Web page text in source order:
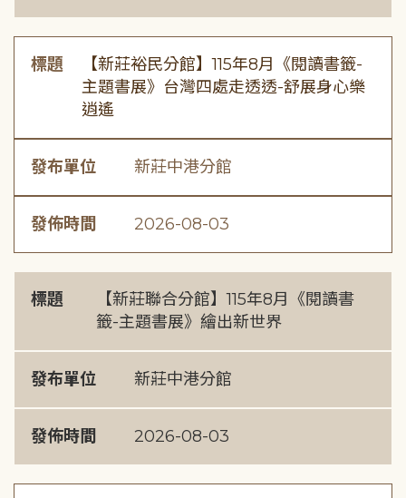
標題
【新莊裕民分館】115年8月《閱讀書籤-
主題書展》台灣四處走透透-舒展身心樂
逍遙
發布單位 新莊中港分館
發佈時間 2026-08-03
標題
【新莊聯合分館】115年8月《閱讀書
籤-主題書展》繪出新世界
發布單位 新莊中港分館
發佈時間 2026-08-03